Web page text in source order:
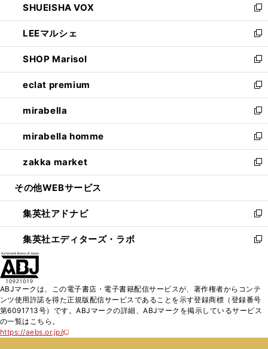
で
開
く
ド
ウ
で
開
く
ィ
ン
ド
ウ
で
開
く
い
ウ
ィ
ン
ド
ウ
で
開
く
SHUEISHA VOX
新
し
い
ウ
ィ
ン
ド
ウ
で
開
く
LEEマルシェ
新
し
い
ウ
ィ
ン
ド
ウ
で
開
く
SHOP Marisol
新
し
い
ウ
ィ
ン
ド
ウ
で
開
eclat premium
新
し
い
ウ
ィ
ン
ド
ウ
開
く
mirabella
新
し
い
ウ
ィ
ン
ウ
で
開
く
mirabella homme
新
し
い
ウ
ン
ド
ウ
で
zakka market
新
し
ウ
ィ
ン
ド
く
その他WEBサービス
集英社アドナビ
新
し
い
ド
ウ
で
集英社エディターズ・ラボ
新
ィ
ン
ド
ABJマークは、この電子書店・電子書籍配信サービスが、著作権者からコンテ
ンツ使用許諾を得た正規版配信サービスであることを示す登録商標（登録番号
第6091713号）です。ABJマークの詳細、ABJマークを掲示しているサービス
の一覧はこちら。
https://aebs.or.jp/
新